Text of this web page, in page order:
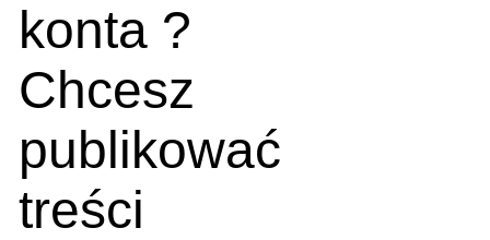
konta ?
Chcesz
publikować
treści